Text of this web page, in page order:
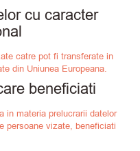
cu caracter
catre pot fi transferate in
din Uniunea Europeana.
beneficiati
in materia prelucrarii datelor
persoane vizate, beneficiati